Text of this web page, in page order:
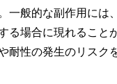
一般的な副作用には
る場合に現れること
耐性の発生のリスク